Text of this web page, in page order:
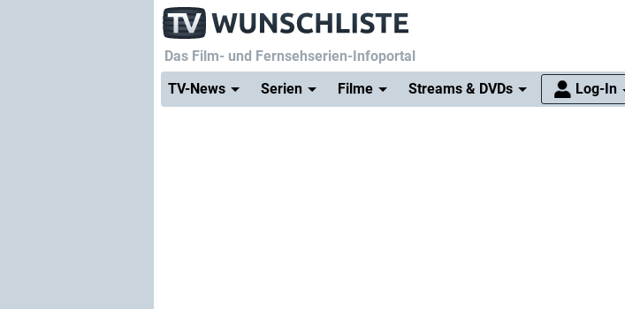
Das Film- und Fernsehserien-Infoportal
TV-News
Serien Filme Streams & DVDs Log-In